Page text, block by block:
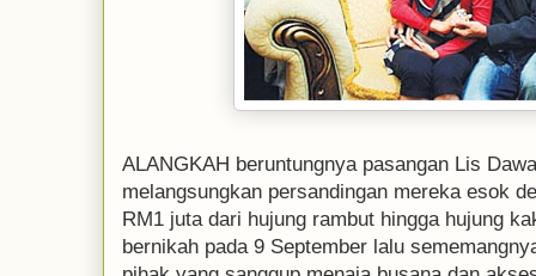
ALANGKAH beruntungnya pasangan Lis
melangsungkan persandingan mereka esok
RM1 juta dari hujung rambut hingga hujung
bernikah pada 9 September lalu